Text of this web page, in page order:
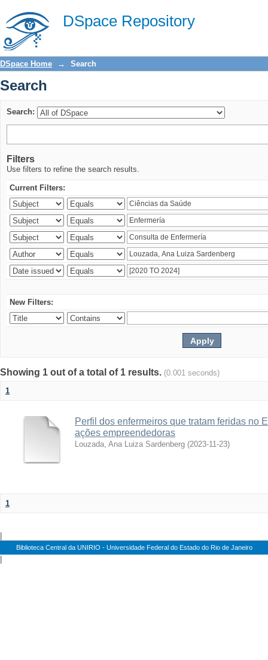
DSpace Repository
Search
DSpace Home → Search
Search
Search:
Filters
Use filters to refine the search results.
Current Filters:
New Filters:
Showing 1 out of a total of 1 results. (0.001 seconds)
1
Perfil dos enfermeiros que tratam feridas no
ações empreendedoras
Louzada, Ana Luiza Sardenberg (2023-11-23)
1
Biblioteca Central da UNIRIO - Universidade Federal do Estado do Rio de Janeiro